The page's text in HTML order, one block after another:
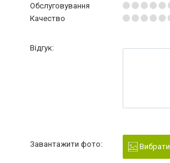
Обслуговування
Качество
Відгук:
Завантажити фото: Вибрати